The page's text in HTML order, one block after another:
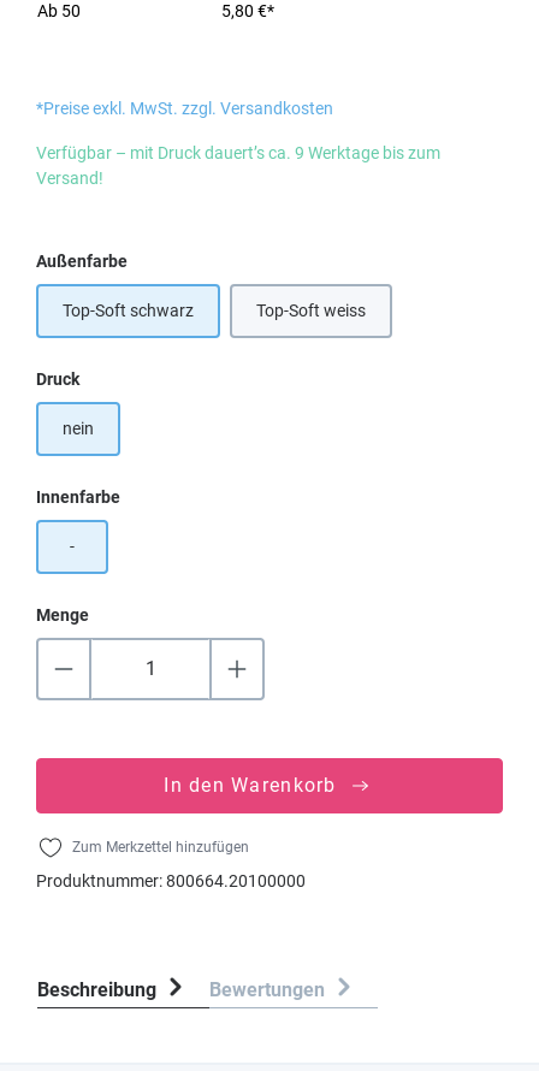
Ab 50 5,80 €*
*Preise exkl. MwSt. zzgl. Versandkosten
Verfügbar – mit Druck dauert’s ca. 9 Werktage bis zum
Versand!
Außenfarbeauswählen
Top-Soft schwarz Top-Soft weiss
Druckauswählen
nein
Innenfarbeauswählen
-
Menge
In den Warenkorb
Zum Merkzettel hinzufügen
Produktnummer:800664.20100000
Beschreibung Bewertungen